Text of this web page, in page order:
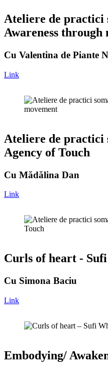
Ateliere de practici
Awareness through
Cu Valentina de Piante
Link
Ateliere de practici
Agency of Touch
Cu Mădălina Dan
Link
Curls of heart -
Cu Simona Baciu
Link
Embodying/